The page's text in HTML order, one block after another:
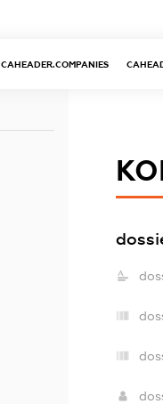
CAHEADER.COMPANIES